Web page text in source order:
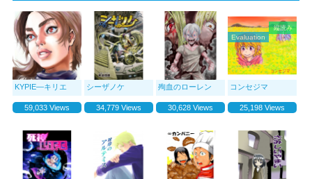
ΚΥΡΙΕ—キリエ
59,033 Views
シーザノケ
34,779 Views
殉血のローレン
30,628 Views
コンセジマ
Evaluation
縦読み
25,198 Views